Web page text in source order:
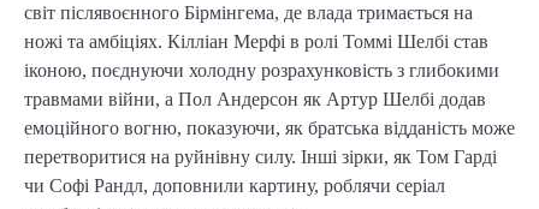
світ післявоєнного Бірмінгема, де влада тримається на
ножі та амбіціях. Кілліан Мерфі в ролі Томмі Шелбі став
іконою, поєднуючи холодну розрахунковість з глибокими
травмами війни, а Пол Андерсон як Артур Шелбі додав
емоційного вогню, показуючи, як братська відданість може
перетворитися на руйнівну силу. Інші зірки, як Том Гарді
чи Софі Рандл, доповнили картину, роблячи серіал